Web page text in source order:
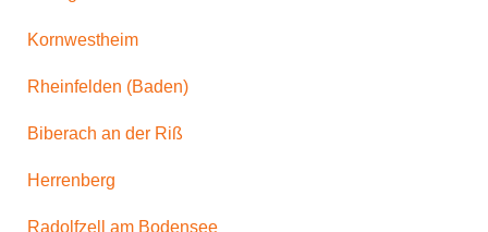
Kornwestheim
Rheinfelden (Baden)
Biberach an der Riß
Herrenberg
Radolfzell am Bodensee